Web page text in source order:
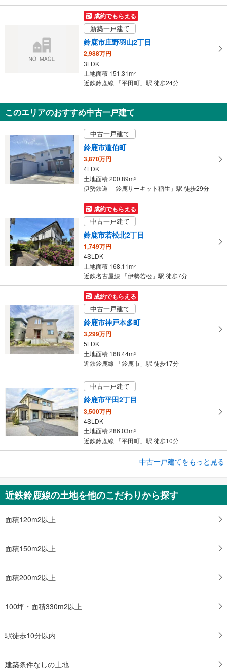
成約でもらえる
新築一戸建て
鈴鹿市庄野羽山2丁目
2,988万円
3LDK
土地面積 151.31m2
近鉄鈴鹿線 「平田町」駅 徒歩24分
このエリアのおすすめ中古一戸建て
中古一戸建て
鈴鹿市道伯町
3,870万円
4LDK
土地面積 200.89m2
伊勢鉄道 「鈴鹿サーキット稲生」駅 徒歩29分
成約でもらえる
中古一戸建て
鈴鹿市若松北2丁目
1,749万円
4SLDK
土地面積 168.11m2
近鉄名古屋線 「伊勢若松」駅 徒歩7分
成約でもらえる
中古一戸建て
鈴鹿市神戸本多町
3,299万円
5LDK
土地面積 168.44m2
近鉄鈴鹿線 「鈴鹿市」駅 徒歩17分
中古一戸建て
鈴鹿市平田2丁目
3,500万円
4SLDK
土地面積 286.03m2
近鉄鈴鹿線 「平田町」駅 徒歩10分
4,950万円
1K
中古一戸建てをもっと見る
近鉄鈴鹿線の土地を他のこだわりから探す
面積120m2以上
面積150m2以上
面積200m2以上
100坪・面積330m2以上
駅徒歩10分以内
建築条件なしの土地